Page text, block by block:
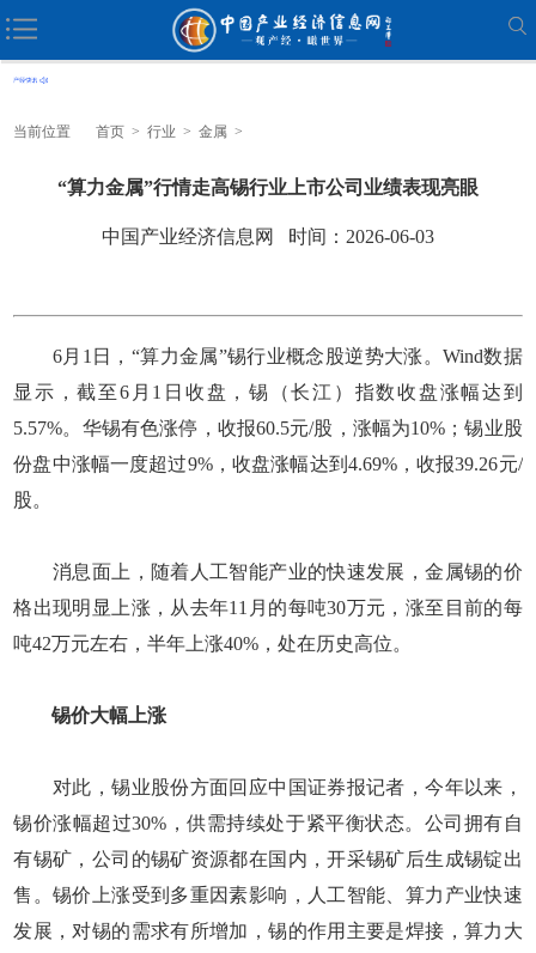
当前位置 首页 > 行业 > 金属 >
“算力金属”行情走高锡行业上市公司业绩表现亮眼
中国产业经济信息网 时间：2026-06-03
6月1日，“算力金属”锡行业概念股逆势大涨。Wind数据
显示，截至6月1日收盘，锡（长江）指数收盘涨幅达到
5.57%。华锡有色涨停，收报60.5元/股，涨幅为10%；锡业股
份盘中涨幅一度超过9%，收盘涨幅达到4.69%，收报39.26元/
股。
消息面上，随着人工智能产业的快速发展，金属锡的价
格出现明显上涨，从去年11月的每吨30万元，涨至目前的每
吨42万元左右，半年上涨40%，处在历史高位。
锡价大幅上涨
对此，锡业股份方面回应中国证券报记者，今年以来，
锡价涨幅超过30%，供需持续处于紧平衡状态。公司拥有自
有锡矿，公司的锡矿资源都在国内，开采锡矿后生成锡锭出
售。锡价上涨受到多重因素影响，人工智能、算力产业快速
发展，对锡的需求有所增加，锡的作用主要是焊接，算力大